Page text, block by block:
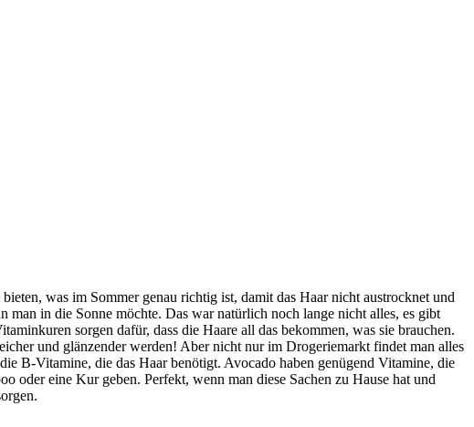
was im Sommer genau richtig ist, damit das Haar nicht austrocknet und
in die Sonne möchte. Das war natürlich noch lange nicht alles, es gibt
sorgen dafür, dass die Haare all das bekommen, was sie brauchen.
und glänzender werden! Aber nicht nur im Drogeriemarkt findet man alles
B-Vitamine, die das Haar benötigt. Avocado haben genügend Vitamine, die
oder eine Kur geben. Perfekt, wenn man diese Sachen zu Hause hat und